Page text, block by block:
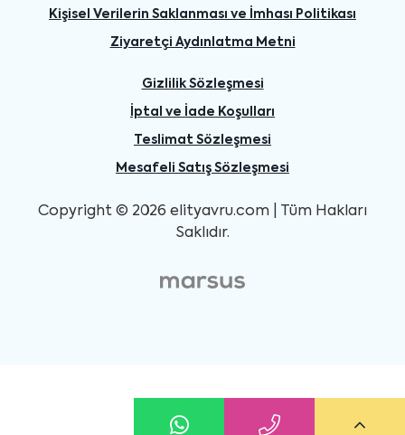
Kişisel Verilerin Saklanması ve İmhası Politikası
Ziyaretçi Aydınlatma Metni
Gizlilik Sözleşmesi
İptal ve İade Koşulları
Teslimat Sözleşmesi
Mesafeli Satış Sözleşmesi
Copyright © 2026 elityavru.com | Tüm Hakları
Saklıdır.